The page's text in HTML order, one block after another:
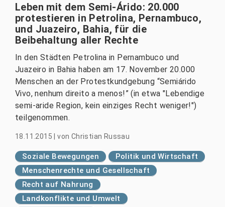
Leben mit dem Semi-Árido: 20.000
protestieren in Petrolina, Pernambuco,
und Juazeiro, Bahia, für die
Beibehaltung aller Rechte
In den Städten Petrolina in Pernambuco und
Juazeiro in Bahia haben am 17. November 20.000
Menschen an der Protestkundgebung “Semiárido
Vivo, nenhum direito a menos!” (in etwa "Lebendige
semi-aride Region, kein einziges Recht weniger!")
teilgenommen.
18.11.2015 |von Christian Russau
Soziale Bewegungen
Politik und Wirtschaft
Menschenrechte und Gesellschaft
Recht auf Nahrung
Landkonflikte und Umwelt